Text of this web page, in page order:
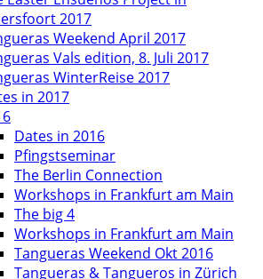
2017
Weekend April 2017
Vals edition, 8. Juli 2017
WinterReise 2017
in 2017
Dates in 2016
Pfingstseminar
The Berlin Connection
Workshops in Frankfurt am Main
The big 4
Workshops in Frankfurt am Main
Tangueras Weekend Okt 2016
Tangueras & Tangueros in Zürich